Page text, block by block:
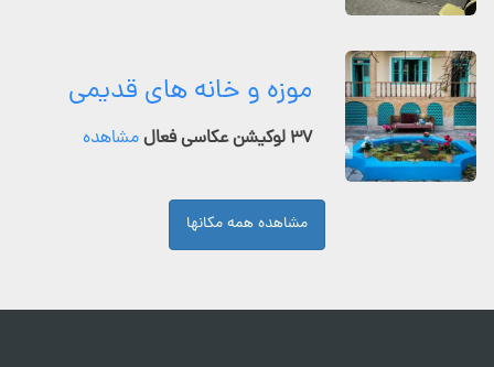
موزه و خانه های قدیمی
۳۷ لوکیشن عکاسی فعال مشاهده
مشاهده همه مکانها